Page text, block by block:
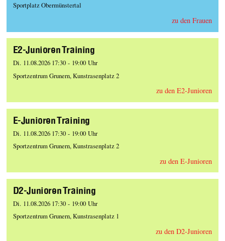
Sportplatz Obermünstertal
zu den Frauen
E2-Junioren Training
Di. 11.08.2026 17:30 - 19:00 Uhr
Sportzentrum Grunern, Kunstrasenplatz 2
zu den E2-Junioren
E-Junioren Training
Di. 11.08.2026 17:30 - 19:00 Uhr
Sportzentrum Grunern, Kunstrasenplatz 2
zu den E-Junioren
D2-Junioren Training
Di. 11.08.2026 17:30 - 19:00 Uhr
Sportzentrum Grunern, Kunstrasenplatz 1
zu den D2-Junioren